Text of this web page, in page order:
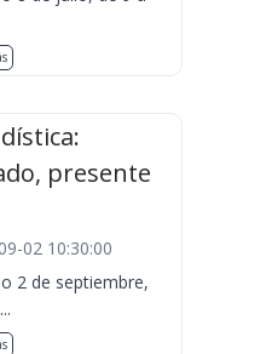
presente
02 10:30:00
2 de septiembre,